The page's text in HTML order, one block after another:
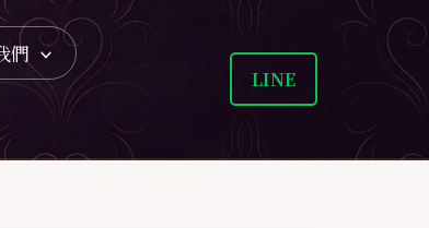
們
LINE